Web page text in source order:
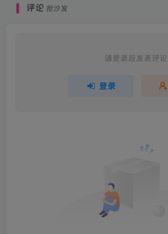
评论 抢沙发
请登录后发表评论
登录